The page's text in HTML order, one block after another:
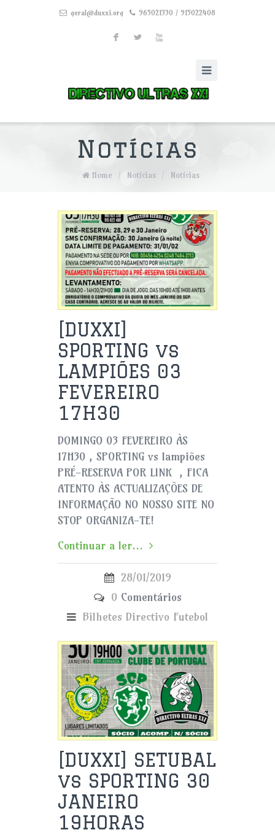
geral@duxxi.org 965021330 / 915022408
F L X
Notícias
Home / Notícias / Notícias
[DUXXI]
SPORTING vs
LAMPIÕES 03
FEVEREIRO
17H30
DOMINGO 03 FEVEREIRO ÀS
17H30 , SPORTING vs lampiões
PRÉ-RESERVA POR LINK , FICA
ATENTO ÀS ACTUALIZAÇÕES DE
INFORMAÇÃO NO NOSSO SITE NO
STOP ORGANIZA-TE!
Continuar a ler...
28/01/2019
0 Comentários
Bilhetes Directivo Futebol
[DUXXI] SETUBAL
vs SPORTING 30
JANEIRO
19HORAS